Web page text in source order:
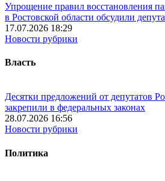
Упрощение правил восстановления
в Ростовской области обсудили
17.07.2026 18:29
Новости рубрики
Власть
Десятки предложений от депутатов
закрепили в федеральных законах
28.07.2026 16:56
Новости рубрики
Политика